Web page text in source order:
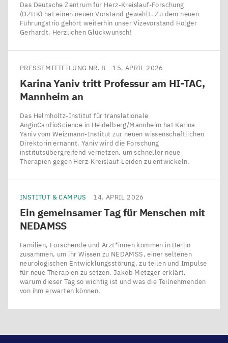
Das Deutsche Zentrum für Herz-Kreislauf-Forschung
(DZHK) hat einen neuen Vorstand gewählt. Zu dem neuen
Führungstrio gehört weiterhin unser Vizevorstand Holger
Gerhardt. Herzlichen Glückwunsch!
PRESSEMITTEILUNG NR. 8 15. APRIL 2026
Karina Yaniv tritt Professur am HI-TAC,
Mannheim an
Das Helmholtz-Institut für translationale
AngioCardioScience in Heidelberg/​Mannheim hat Karina
Yaniv vom Weizmann-Institut zur neuen wissenschaftlichen
Direktorin ernannt. Yaniv wird die Forschung
institutsübergreifend vernetzen, um schneller neue
Therapien gegen Herz-Kreislauf-Leiden zu entwickeln.
INSTITUT & CAMPUS 14. APRIL 2026
Ein gemeinsamer Tag für Menschen mit
NEDAMSS
Familien, Forschende und Ärzt*innen kommen in Berlin
zusammen, um ihr Wissen zu NEDAMSS, einer seltenen
neurologischen Entwicklungsstörung, zu teilen und Impulse
für neue Therapien zu setzen. Jakob Metzger erklärt,
warum dieser Tag so wichtig ist und was die Teilnehmenden
von ihm erwarten können.